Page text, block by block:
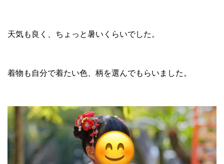
天気も良く、ちょっと暑いくらいでした。
着物も自分で着たい色、柄を選んでもらいました。